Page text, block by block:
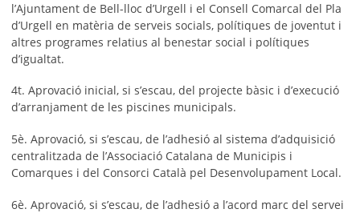
l’Ajuntament de Bell-lloc d’Urgell i el Consell Comarcal del Pla
d’Urgell en matèria de serveis socials, polítiques de joventut i
altres programes relatius al benestar social i polítiques
d’igualtat.
4t. Aprovació inicial, si s’escau, del projecte bàsic i d’execució
d’arranjament de les piscines municipals.
5è. Aprovació, si s’escau, de l’adhesió al sistema d’adquisició
centralitzada de l’Associació Catalana de Municipis i
Comarques i del Consorci Català pel Desenvolupament Local.
6è. Aprovació, si s’escau, de l’adhesió a l’acord marc del servei